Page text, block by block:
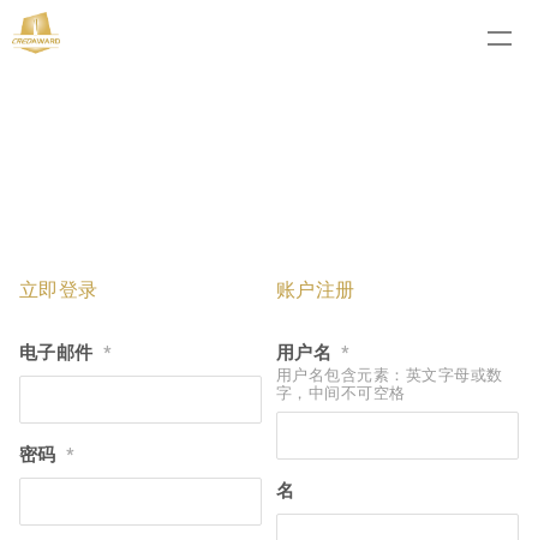
立即登录
电子邮件 *
密码 *
账户注册
用户名 *
用户名包含元素：英文字母或数
字，中间不可空格
名